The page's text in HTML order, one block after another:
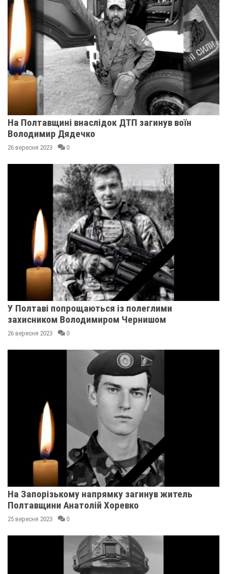
На Полтавщині внаслідок ДТП загинув воїн
Володимир Дядечко
26 вересня 2023 0
У Полтаві попрощаються із полеглими
захисником Володимиром Чернишом
26 вересня 2023 0
На Запорізькому напрямку загинув житель
Полтавщини Анатолій Хоревко
25 вересня 2023 0